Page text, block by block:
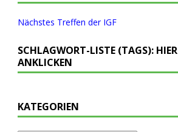
Nächstes Treffen der IGF
SCHLAGWORT-LISTE (TAGS): HIER
ANKLICKEN
KATEGORIEN